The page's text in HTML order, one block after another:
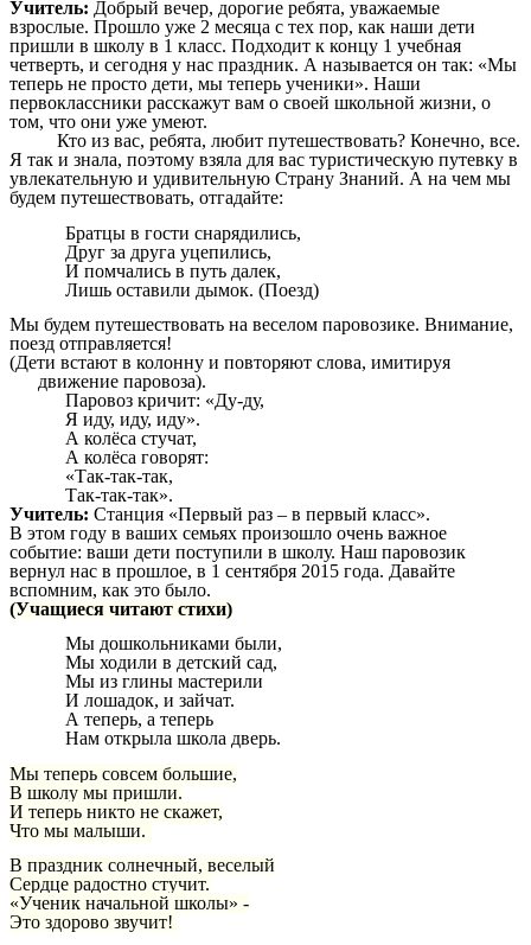
Учитель: Добрый вечер, дорогие ребята, уважаемые
взрослые. Прошло уже 2 месяца с тех пор, как наши дети
пришли в школу в 1 класс. Подходит к концу 1 учебная
четверть, и сегодня у нас праздник. А называется он так: «Мы
теперь не просто дети, мы теперь ученики». Наши
первоклассники расскажут вам о своей школьной жизни, о
том, что они уже умеют.
Кто из вас, ребята, любит путешествовать? Конечно, все.
Я так и знала, поэтому взяла для вас туристическую путевку в
увлекательную и удивительную Страну Знаний. А на чем мы
будем путешествовать, отгадайте:
Братцы в гости снарядились,
Друг за друга уцепились,
И помчались в путь далек,
Лишь оставили дымок. (Поезд)
Мы будем путешествовать на веселом паровозике. Внимание,
поезд отправляется!
(Дети встают в колонну и повторяют слова, имитируя
движение паровоза).
Паровоз кричит: «Ду-ду,
Я иду, иду, иду».
А колёса стучат,
А колёса говорят:
«Так-так-так,
Так-так-так».
Учитель: Станция «Первый раз – в первый класс».
В этом году в ваших семьях произошло очень важное
событие: ваши дети поступили в школу. Наш паровозик
вернул нас в прошлое, в 1 сентября 2015 года. Давайте
вспомним, как это было.
(Учащиеся читают стихи)
Мы дошкольниками были,
Мы ходили в детский сад,
Мы из глины мастерили
И лошадок, и зайчат.
А теперь, а теперь
Нам открыла школа дверь.
Мы теперь совсем большие,
В школу мы пришли.
И теперь никто не скажет,
Что мы малыши.
В праздник солнечный, веселый
Сердце радостно стучит.
«Ученик начальной школы» -
Это здорово звучит!